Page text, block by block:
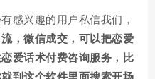
感兴趣的用户私信我们，
，微信成交，可以把恋爱
爱话术付费咨询服务，比